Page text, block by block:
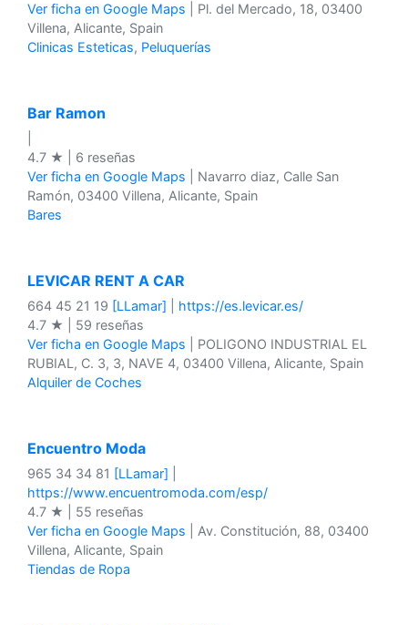
Ver ficha en Google Maps | Pl. del Mercado, 18, 03400
Villena, Alicante, Spain
Clinicas Esteticas, Peluquerías
Bar Ramon
4.7 ★ | 6 reseñas
Ver ficha en Google Maps | Navarro diaz, Calle San
Ramón, 03400 Villena, Alicante, Spain
Bares
LEVICAR RENT A CAR
664 45 21 19 [LLamar]
https://es.levicar.es/
4.7 ★ | 59 reseñas
Ver ficha en Google Maps | POLIGONO INDUSTRIAL EL
RUBIAL, C. 3, 3, NAVE 4, 03400 Villena, Alicante, Spain
Alquiler de Coches
Encuentro Moda
965 34 34 81 [LLamar]
https://www.encuentromoda.com/esp/
4.7 ★ | 55 reseñas
Ver ficha en Google Maps | Av. Constitución, 88, 03400
Villena, Alicante, Spain
Tiendas de Ropa